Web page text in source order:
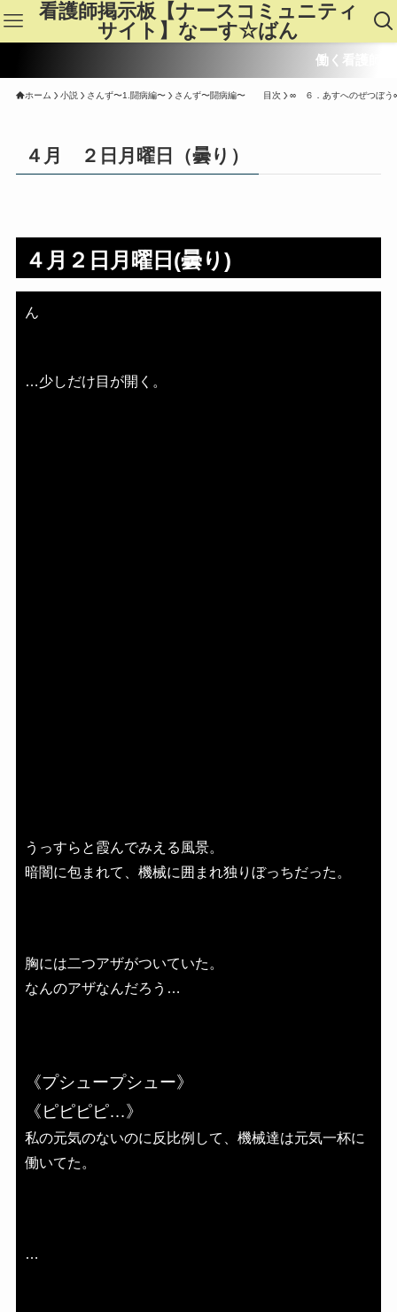
看護師掲示板【ナースコミュニティ
サイト】なーす☆ばん
働く看護師皆さん
ホーム 小説 さんず〜1.闘病編〜 さんず〜闘病編〜 目次 ∞ ６．あすへのぜつぼう
４月 ２日月曜日（曇り）
４月２日月曜日(曇り)
ん
…少しだけ目が開く。
うっすらと霞んでみえる風景。
暗闇に包まれて、機械に囲まれ独りぼっちだった。
胸には二つアザがついていた。
なんのアザなんだろう…
《プシュープシュー》
《ピピピピ…》
私の元気のないのに反比例して、機械達は元気一杯に
働いてた。
…